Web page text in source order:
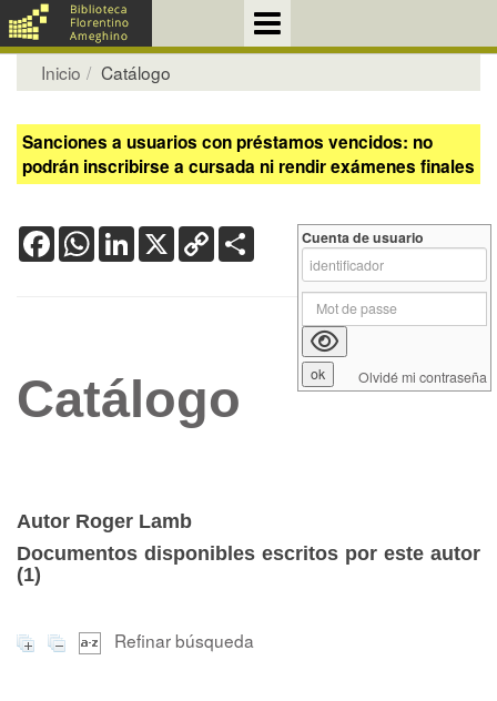
Inicio Catálogo
Sanciones a usuarios con préstamos vencidos: no
podrán inscribirse a cursada ni rendir exámenes finales
FacebookWhatsApp
LinkedIn
X Copy
Link
Catálogo
Autor Roger Lamb
Documentos disponibles escritos por este autor
(1)
Refinar búsqueda
Cuenta de usuario
Olvidé mi contraseña